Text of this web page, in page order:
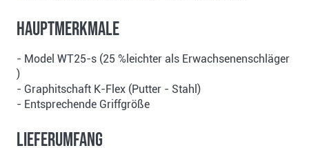
Hauptmerkmale
- Model WT25-s (25 %leichter als Erwachsenenschläger
)
- Graphitschaft K-Flex (Putter - Stahl)
- Entsprechende Griffgröße
Lieferumfang